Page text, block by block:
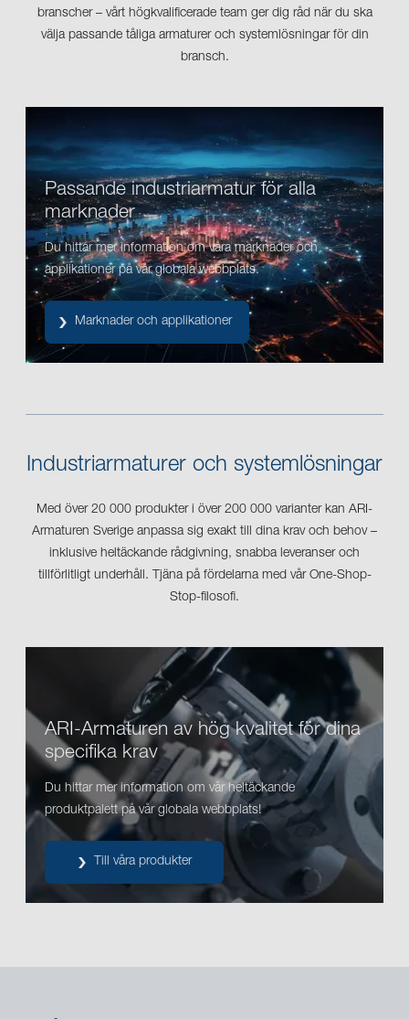
branscher – vårt högkvalificerade team ger dig råd när du ska
välja passande tåliga armaturer och systemlösningar för din
bransch.
Passande industriarmatur för alla
marknader
Du hittar mer information om våra marknader och
applikationer på vår globala webbplats.
Marknader och applikationer
Industriarmaturer och systemlösningar
Med över 20 000 produkter i över 200 000 varianter kan ARI-
Armaturen Sverige anpassa sig exakt till dina krav och behov –
inklusive heltäckande rådgivning, snabba leveranser och
tillförlitligt underhåll. Tjäna på fördelarna med vår One-Shop-
Stop-filosofi.
ARI-Armaturen av hög kvalitet för dina
specifika krav
Du hittar mer information om vår heltäckande
produktpalett på vår globala webbplats!
Till våra produkter